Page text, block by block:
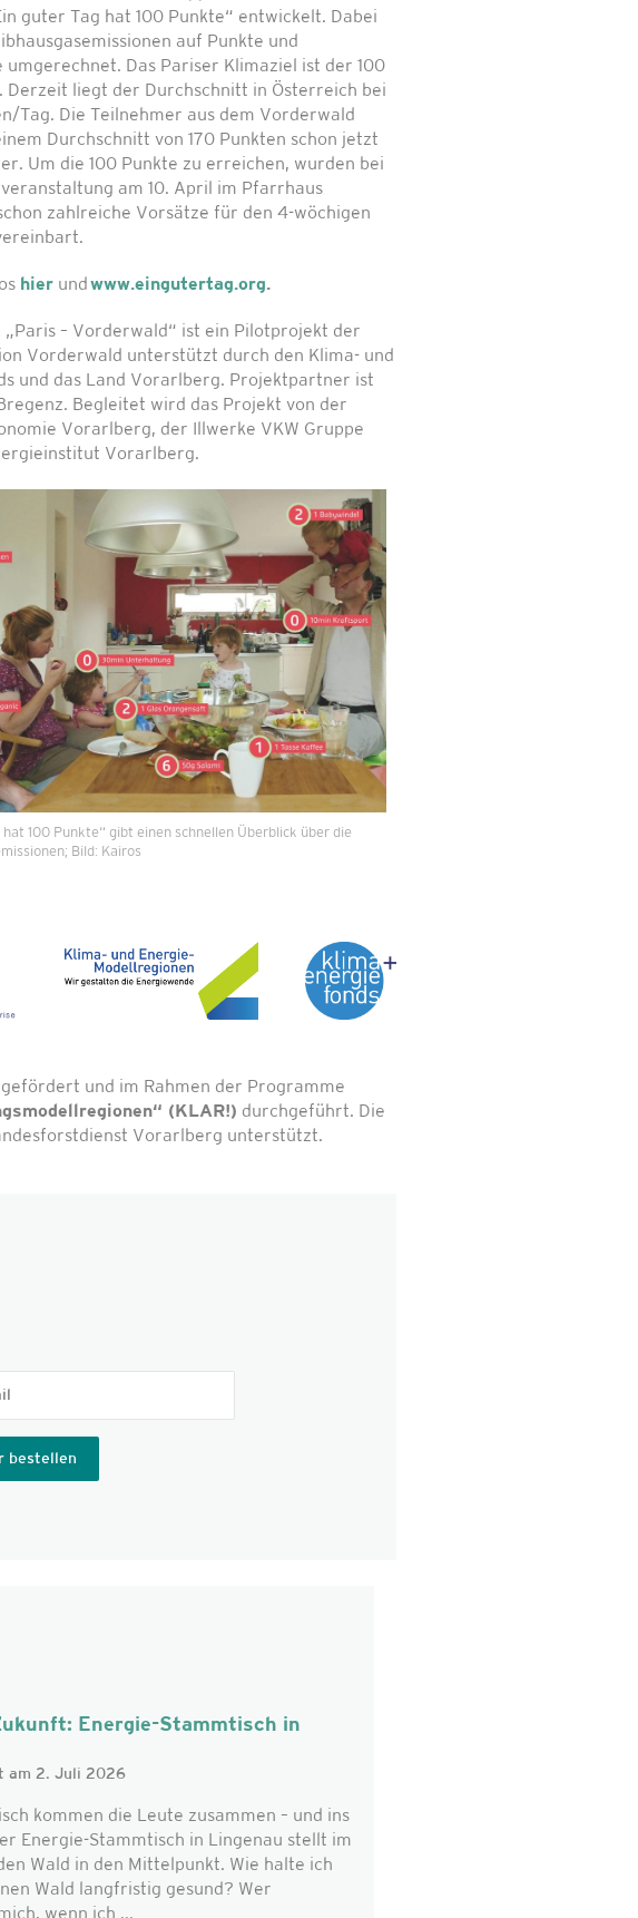
guter Tag hat 100 Punkte“ entwickelt. Dabei
auf Punkte und
umgerechnet. Das Pariser Klimaziel ist der 100
Derzeit liegt der Durchschnitt in Österreich bei
Tag. Die Teilnehmer aus dem Vorderwald
Durchschnitt von 170 Punkten schon jetzt
Um die 100 Punkte zu erreichen, wurden bei
am 10. April im Pfarrhaus
zahlreiche Vorsätze für den 4-wöchigen
hier und www.eingutertag.org.
„Paris – Vorderwald“ ist ein Pilotprojekt der
Vorderwald unterstützt durch den Klima- und
und das Land Vorarlberg. Projektpartner ist
Begleitet wird das Projekt von der
Vorarlberg, der Illwerke VKW Gruppe
Vorarlberg.
hat 100 Punkte“ gibt einen schnellen Überblick über die
Bild: Kairos
und im Rahmen der Programme
(KLAR!) durchgeführt. Die
Vorarlberg unterstützt.
Energie-Stammtisch in
am 2. Juli 2026
kommen die Leute zusammen – und ins
Energie-Stammtisch in Lingenau stellt im
Wald in den Mittelpunkt. Wie halte ich
Wald langfristig gesund? Wer